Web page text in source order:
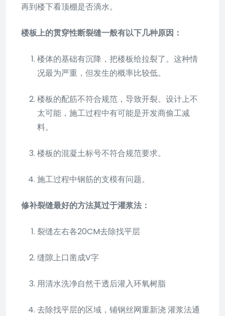
再到楼下看顶棚是否滴水。
楼板上的贯穿性断裂缝一般有以下几种原因：
楼体的基础有沉降，把楼板给拉裂了。这种情
况最为严重，但发生的概率比较低。
楼板的配筋不符合规范，导致开裂。设计上不
太可能，施工过程中有可能是开发商偷工减
料。
楼板的混凝土标号不符合规范要求。
施工过程中钢筋的支模有问题。
修补裂缝最好的方法莫过于灌浆法：
裂缝左右各20CM去除找平层
缝隙上口凿成V字
用清水洗净自然干透后灌入环氧树脂
去除找平层的区域，铺钢丝网重新浇 灌浆法通